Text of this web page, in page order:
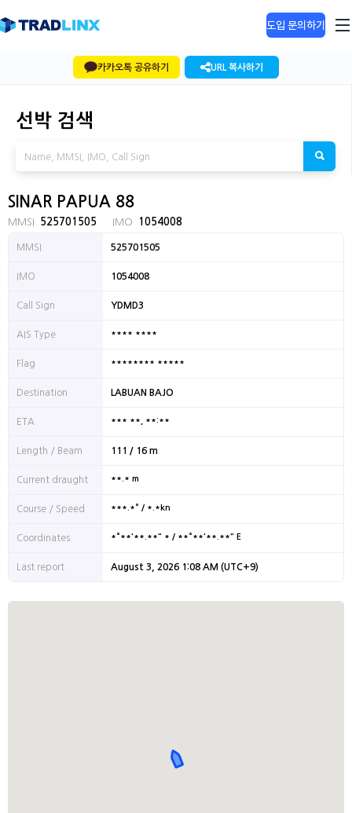
도입 문의하기
카카오톡 공유하기 URL 복사하기
선박 검색
SINAR PAPUA 88
MMSI 525701505 IMO 1054008
MMSI 525701505
IMO 1054008
Call Sign YDMD3
AIS Type **** ****
Flag ******** *****
Destination LABUAN BAJO
ETA *** **, **:**
Length / Beam 111 / 16 m
Current draught **.* m
Course / Speed ***.*° / *.*kn
Coordinates *°**'**.**" * / **°**'**.**" E
Last report August 3, 2026 1:08 AM (UTC+9)